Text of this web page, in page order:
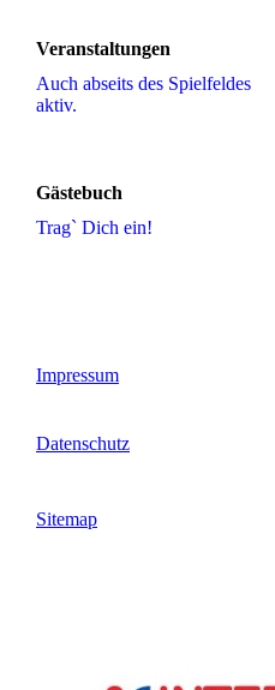
Veranstaltungen
Auch abseits des Spielfeldes
aktiv.
Gästebuch
Trag` Dich ein!
Impressum
Datenschutz
Sitemap